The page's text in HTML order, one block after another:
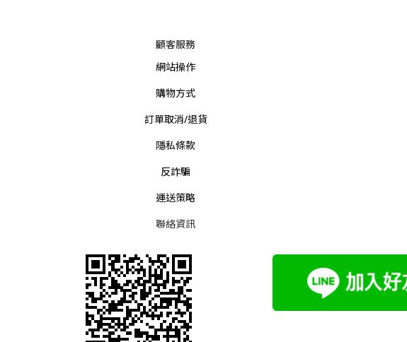
顧客服務
網站操作
購物方式
訂單取消/退貨
隱私條款
反詐騙
運送策略
聯絡資訊